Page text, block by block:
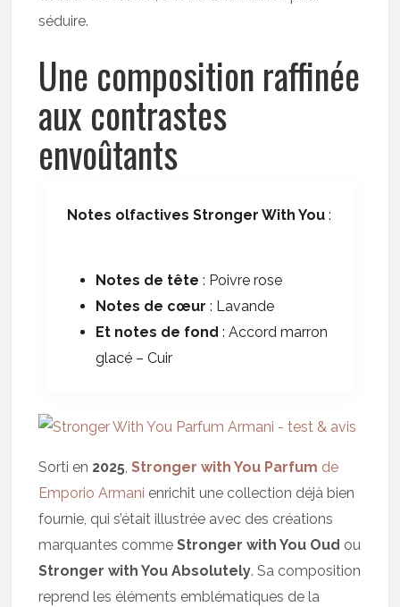
séduire.
Une composition raffinée
aux contrastes
envoûtants
Notes olfactives Stronger With You :
Notes de tête : Poivre rose
Notes de cœur : Lavande
Et notes de fond : Accord marron
glacé – Cuir
Sorti en 2025,Stronger with You Parfum de
Emporio Armani enrichit une collection déjà bien
fournie, qui s’était illustrée avec des créations
marquantes commeStronger with You Oud ou
Stronger with You Absolutely. Sa composition
reprend les éléments emblématiques de la